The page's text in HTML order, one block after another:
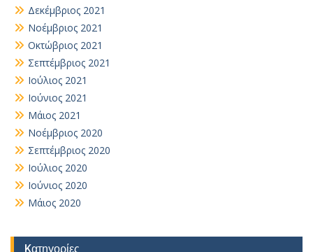
Δεκέμβριος 2021
Νοέμβριος 2021
Οκτώβριος 2021
Σεπτέμβριος 2021
Ιούλιος 2021
Ιούνιος 2021
Μάιος 2021
Νοέμβριος 2020
Σεπτέμβριος 2020
Ιούλιος 2020
Ιούνιος 2020
Μάιος 2020
Kατηγορίες